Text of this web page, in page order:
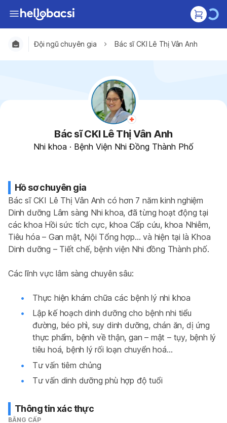
Đội ngũ chuyên gia Bác sĩ CKI Lê Thị Vân Anh
Bác sĩ CKI Lê Thị Vân Anh
Nhi khoa · Bệnh Viện Nhi Đồng Thành Phố
Hồ sơ chuyên gia
Bác sĩ CKI Lê Thị Vân Anh có hơn 7 năm kinh nghiệm
Dinh dưỡng Lâm sàng Nhi khoa, đã từng hoạt động tại
các khoa Hồi sức tích cực, khoa Cấp cứu, khoa Nhiễm,
Tiêu hóa – Gan mật, Nội Tổng hợp… và hiện tại là Khoa
Dinh dưỡng – Tiết chế, bệnh viện Nhi đồng Thành phố.
Các lĩnh vực lâm sàng chuyên sâu:
Thực hiện khám chữa các bệnh lý nhi khoa
Lập kế hoạch dinh dưỡng cho bệnh nhi tiểu
đường, béo phì, suy dinh dưỡng, chán ăn, dị ứng
thực phẩm, bệnh về thận, gan – mật – tụy, bệnh lý
tiêu hoá, bệnh lý rối loạn chuyển hoá…
Tư vấn tiêm chủng
Tư vấn dinh dưỡng phù hợp độ tuổi
Thông tin xác thực
BẰNG CẤP